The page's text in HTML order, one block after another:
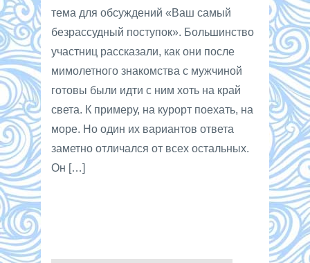
тема для обсуждений «Ваш самый
безрассудный поступок». Большинство
участниц рассказали, как они после
мимолетного знакомства с мужчиной
готовы были идти с ним хоть на край
света. К примеру, на курорт поехать, на
море. Но один их вариантов ответа
заметно отличался от всех остальных.
Он […]